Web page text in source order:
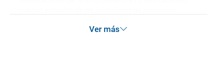
Ver más